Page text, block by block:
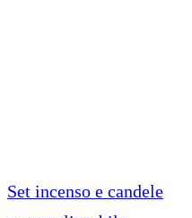
Set incenso e candele